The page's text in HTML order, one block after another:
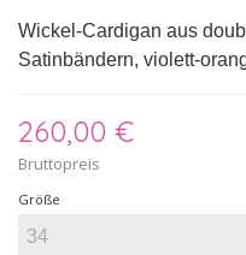
Wickel-Cardigan aus
Satinbändern, violett-
260,00 €
Bruttopreis
Größe